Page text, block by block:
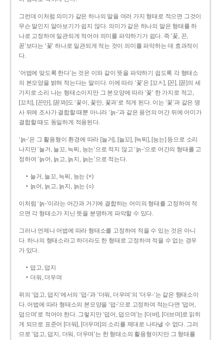
그런데 이처럼 의미가 같은 하나의 말을 여러 가지 형태로 적으면 그것이
무슨 말인지 알아보기가 쉽지 않다. 의미가 같은 하나의 말은 형태를 하
나로 고정하여 일관되게 적어야 의미를 파악하기가 쉽다. 즉 ‘꽃, 꼰,
꼳’보다는 ‘꽃’ 하나로 일관되게 적는 것이 의미를 파악하는 데 효과적이
다.
‘어법에 맞도록 한다’는 것은 이와 같이 뜻을 파악하기 쉽도록 각 형태소
의 본모양을 밝혀 적는다는 말이다. 이에 따라 ‘꽃’은 [꼬ㅊ], [꼰], [꼳]의 세
가지로 소리 나는 형태소이지만 그 본모양에 따라 ‘꽃’ 한 가지로 적고,
[꼬치], [꼰만], [꼳꽈]도 ‘꽃이, 꽃만, 꽃과’로 적게 된다. 이는 ‘꽃’과 같은 명
사 뒤에 조사가 결합할 때뿐 아니라 ‘늙-’과 같은 용언의 어간 뒤에 어미가
결합할 때도 동일하게 적용된다.
‘늙-’은 그 활용형이 환경에 따라 [늘거], [늘꼬], [늑찌], [능는] 등으로 소리
나지만 ‘늘거, 늘꼬, 늑찌, 능는’으로 적지 않고 ‘늙-’으로 어간의 형태를 고
정하여 ‘늙어, 늙고, 늙지, 늙는’으로 적는다.
늘거, 늘꼬, 늑찌, 능는 (×)
늙어, 늙고, 늙지, 늙는 (○)
이처럼 ‘늙-­’이라는 어간과 거기에 결합하는 어미의 형태를 고정하여 적
으면 각 형태소가 지닌 뜻을 분명하게 파악할 수 있다.
그러나 언제나 어법에 따라 형태소를 고정하여 적을 수 있는 것은 아니
다. 하나의 형태소라고 하더라도 한 형태로 고정하여 적을 수 없는 경우
가 있다.
덥고, 덥지
더워, 더우며
위의 ‘덥고, 덥지’에서의 ‘덥-­’과 ‘더워, 더우며’의 ‘더우-­’는 같은 형태소이
다. 어법에 따라 형태소의 본모양을 ‘덥-­’으로 고정하여 적는다면 ‘덥어,
덥으며’로 적어야 한다. 그렇지만 ‘덥어, 덥으며’는 [더버], [더브며]로 읽히
게 되므로 표준어 [더워], [더우며]의 소리를 제대로 나타낼 수 없다. 그러
므로 ‘덥고, 덥지, 더워, 더우며’는 한 형태소의 활용형이지만 그 형태를